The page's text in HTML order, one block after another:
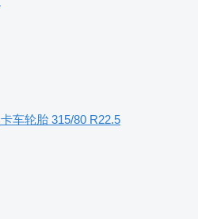
卡车轮胎 315/80 R22.5